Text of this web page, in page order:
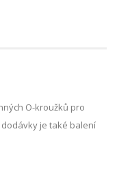
O-kroužků pro
je také balení